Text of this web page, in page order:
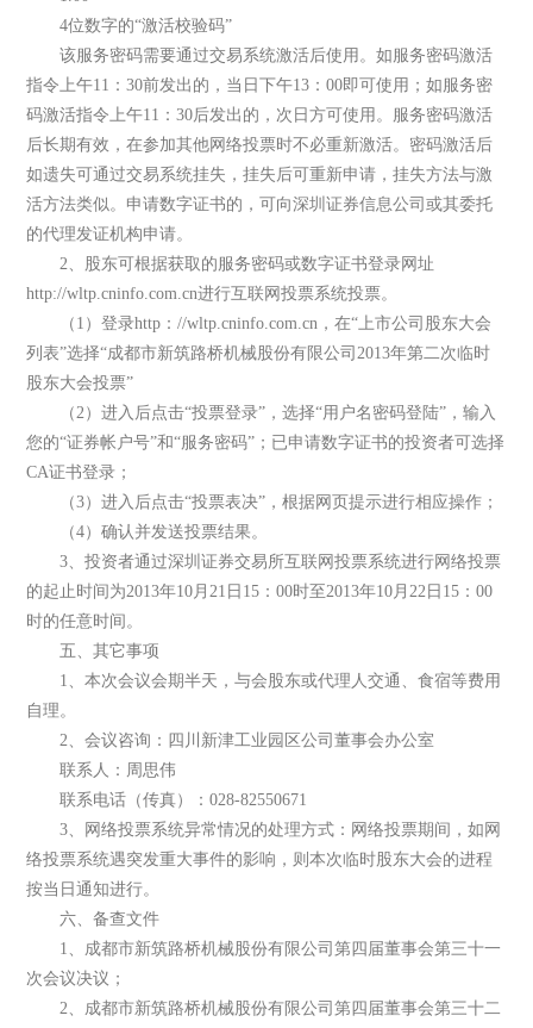
4位数字的“激活校验码”
该服务密码需要通过交易系统激活后使用。如服务密码激活
指令上午11：30前发出的，当日下午13：00即可使用；如服务密
码激活指令上午11：30后发出的，次日方可使用。服务密码激活
后长期有效，在参加其他网络投票时不必重新激活。密码激活后
如遗失可通过交易系统挂失，挂失后可重新申请，挂失方法与激
活方法类似。申请数字证书的，可向深圳证券信息公司或其委托
的代理发证机构申请。
2、股东可根据获取的服务密码或数字证书登录网址
http://wltp.cninfo.com.cn进行互联网投票系统投票。
（1）登录http：//wltp.cninfo.com.cn，在“上市公司股东大会
列表”选择“成都市新筑路桥机械股份有限公司2013年第二次临时
股东大会投票”
（2）进入后点击“投票登录”，选择“用户名密码登陆”，输入
您的“证券帐户号”和“服务密码”；已申请数字证书的投资者可选择
CA证书登录；
（3）进入后点击“投票表决”，根据网页提示进行相应操作；
（4）确认并发送投票结果。
3、投资者通过深圳证券交易所互联网投票系统进行网络投票
的起止时间为2013年10月21日15：00时至2013年10月22日15：00
时的任意时间。
五、其它事项
1、本次会议会期半天，与会股东或代理人交通、食宿等费用
自理。
2、会议咨询：四川新津工业园区公司董事会办公室
联系人：周思伟
联系电话（传真）：028-82550671
3、网络投票系统异常情况的处理方式：网络投票期间，如网
络投票系统遇突发重大事件的影响，则本次临时股东大会的进程
按当日通知进行。
六、备查文件
1、成都市新筑路桥机械股份有限公司第四届董事会第三十一
次会议决议；
2、成都市新筑路桥机械股份有限公司第四届董事会第三十二